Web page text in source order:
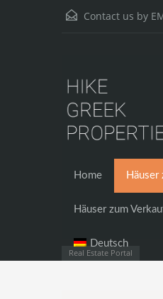
Contact us by
Real Estate Portal
Home Häuser
Häuser zum
Deutsch